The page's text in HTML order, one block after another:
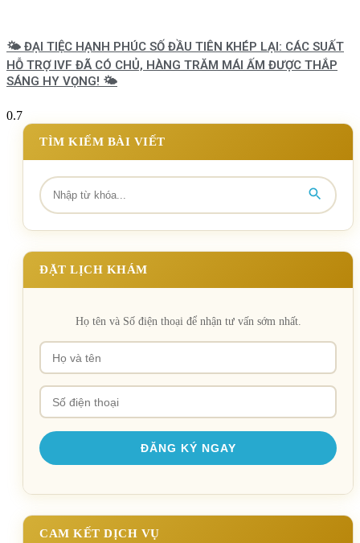
🌤️ ĐẠI TIỆC HẠNH PHÚC SỐ ĐẦU TIÊN KHÉP LẠI: CÁC SUẤT
HỖ TRỢ IVF ĐÃ CÓ CHỦ, HÀNG TRĂM MÁI ẤM ĐƯỢC THẮP
SÁNG HY VỌNG! 🌤️
TÌM KIẾM BÀI VIẾT
ĐẶT LỊCH KHÁM
Họ tên và Số điện thoại để nhận tư vấn sớm nhất.
CAM KẾT DỊCH VỤ